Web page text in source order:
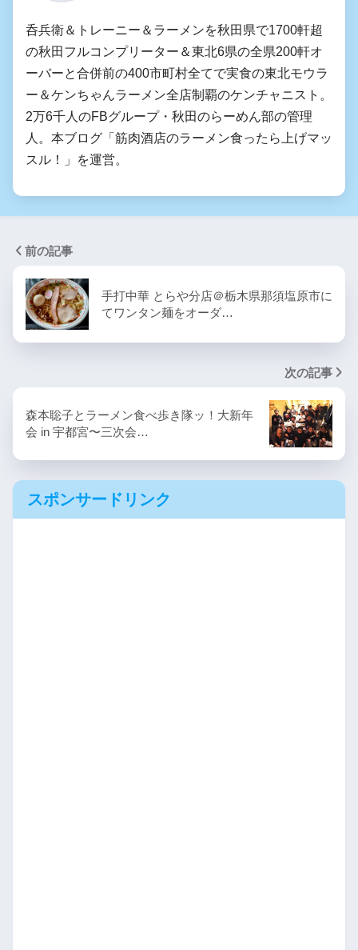
呑兵衛＆トレーニー＆ラーメンを秋田県で1700軒超
の秋田フルコンプリーター＆東北6県の全県200軒オ
ーバーと合併前の400市町村全てで実食の東北モウラ
ー＆ケンちゃんラーメン全店制覇のケンチャニスト。
2万6千人のFBグループ・秋田のらーめん部の管理
人。本ブログ「筋肉酒店のラーメン食ったら上げマッ
スル！」を運営。
前の記事
手打中華 とらや分店＠栃木県那須塩原市に
てワンタン麺をオーダ…
次の記事
森本聡子とラーメン食べ歩き隊ッ！大新年
会 in 宇都宮〜三次会…
スポンサードリンク